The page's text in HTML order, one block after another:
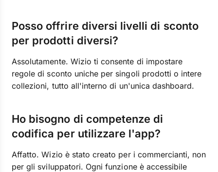
Posso offrire diversi livelli di sconto
per prodotti diversi?
Assolutamente. Wizio ti consente di impostare
regole di sconto uniche per singoli prodotti o intere
collezioni, tutto all'interno di un'unica dashboard.
Ho bisogno di competenze di
codifica per utilizzare l'app?
Affatto. Wizio è stato creato per i commercianti, non
per gli sviluppatori. Ogni funzione è accessibile